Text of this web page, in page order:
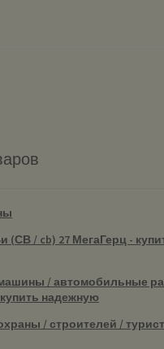
(СВ / cb) 27 МегаГерц -
/ автомобильные
надежную
/ строителей /